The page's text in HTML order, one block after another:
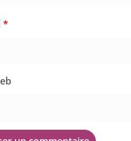
*